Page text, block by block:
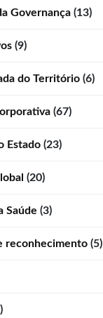
Governança (13)
(9)
do Território (6)
(67)
Estado (23)
(20)
Saúde (3)
reconhecimento (5)